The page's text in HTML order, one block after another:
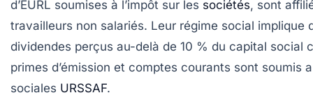
d’EURL soumises à l’impôt sur les sociétés, sont
travailleurs non salariés. Leur régime social implique
dividendes perçus au-delà de 10 % du capital social
primes d’émission et comptes courants sont soumis
sociales URSSAF.